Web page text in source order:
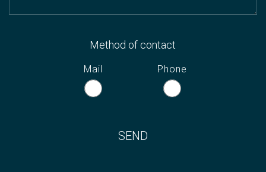
Method of contact
Mail Phone